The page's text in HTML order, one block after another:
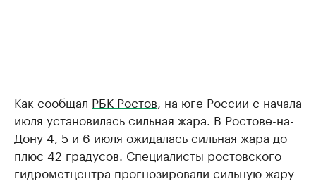
Как сообщал РБК Ростов , на юге России с начала
июля установилась сильная жара. В Ростове-на-
Дону 4, 5 и 6 июля ожидалась сильная жара до
плюс 42 градусов. Специалисты ростовского
гидрометцентра прогнозировали сильную жару